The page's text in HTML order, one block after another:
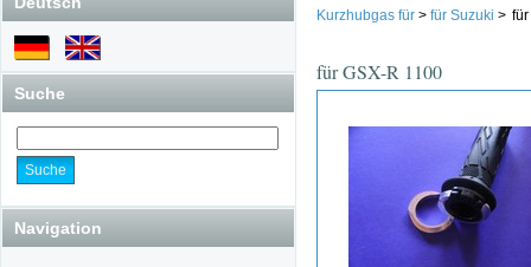
Suche
Navigation
Kurzhubgas für > für Suzuki >
für GSX-R 1100